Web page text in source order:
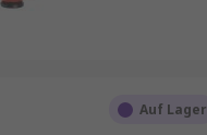
Auf Lager